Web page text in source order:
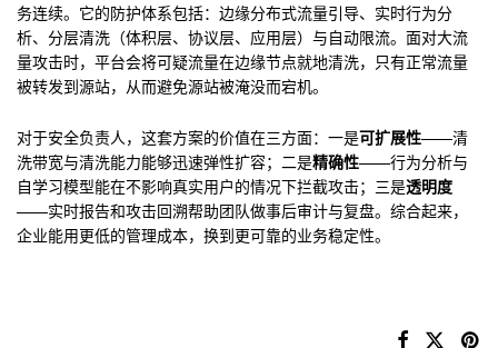
务连续。它的防护体系包括：边缘分布式流量引导、实时行为分
析、分层清洗（体积层、协议层、应用层）与自动限流。面对大流
量攻击时，平台会将可疑流量在边缘节点就地清洗，只有正常流量
被转发到源站，从而避免源站被淹没而宕机。
对于安全负责人，这套方案的价值在三方面：一是可扩展性——清
洗带宽与清洗能力能够迅速弹性扩容；二是精确性——行为分析与
自学习模型能在不影响真实用户的情况下拦截攻击；三是透明度
——实时报告和攻击回溯帮助团队做事后审计与复盘。综合起来，
企业能用更低的管理成本，换到更可靠的业务稳定性。